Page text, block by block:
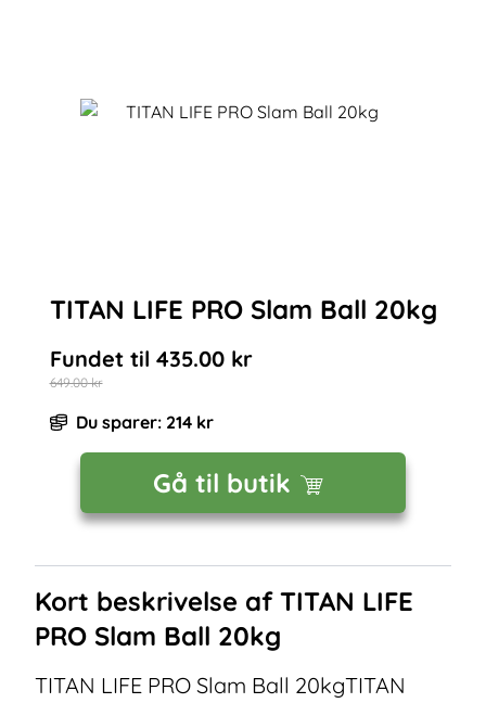
TITAN LIFE PRO Slam Ball 20kg
Fundet til 435.00kr
649.00kr
Du sparer: 214 kr
Gå til butik
Kort beskrivelse af TITAN LIFE
PRO Slam Ball 20kg
TITAN LIFE PRO Slam Ball 20kgTITAN